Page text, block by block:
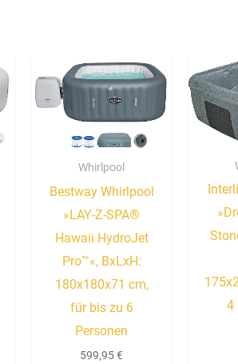
Whirlpool
Bestway Whirlpool
»LAY-Z-SPA®
Hawaii HydroJet
Pro™«, BxLxH:
180x180x71 cm,
für bis zu 6
Personen
599,95€
4